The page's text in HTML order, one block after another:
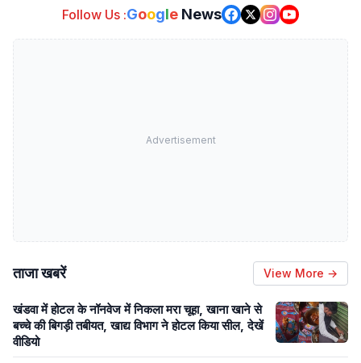
Follow Us :Google News
Advertisement
ताजा खबरें View More →
खंडवा में होटल के नॉनवेज में निकला मरा चूहा, खाना खाने से
बच्चे की बिगड़ी तबीयत, खाद्य विभाग ने होटल किया सील, देखें
वीडियो